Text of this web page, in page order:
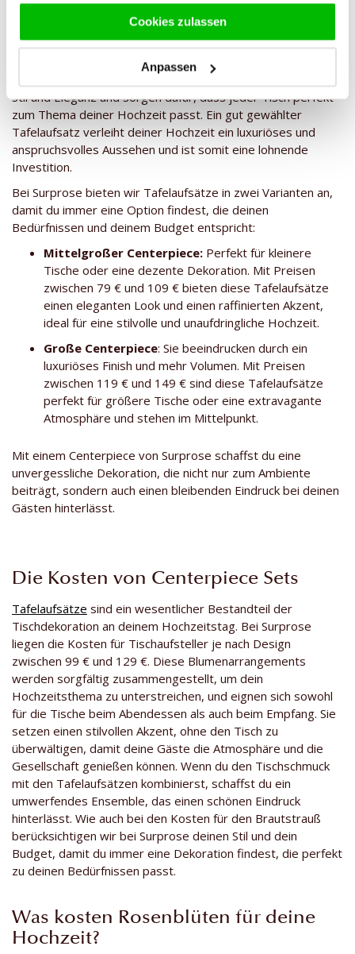
Cookies zulassen
Anpassen
EinCenterpieceist nicht nur ein dekoratives Element,
sondern ein wesentlicher Bestandteil des Looks deiner
Hochzeit. Er bildet das Herzstück des Tisches und zieht
sofort die Aufmerksamkeit deiner Gäste auf sich.
Tafelaufsätze verleihen deiner Veranstaltung Atmosphäre,
Stil und Eleganz und sorgen dafür, dass jeder Tisch perfekt
zum Thema deiner Hochzeit passt. Ein gut gewählter
Tafelaufsatz verleiht deiner Hochzeit ein luxuriöses und
anspruchsvolles Aussehen und ist somit eine lohnende
Investition.
Bei Surprose bieten wir Tafelaufsätze in zwei Varianten an,
damit du immer eine Option findest, die deinen
Bedürfnissen und deinem Budget entspricht:
Mittelgroßer Centerpiece: Perfekt für kleinere
Tische oder eine dezente Dekoration. Mit Preisen
zwischen 79 € und 109 € bieten diese Tafelaufsätze
einen eleganten Look und einen raffinierten Akzent,
ideal für eine stilvolle und unaufdringliche Hochzeit.
Große Centerpiece: Sie beeindrucken durch ein
luxuriöses Finish und mehr Volumen. Mit Preisen
zwischen 119 € und 149 € sind diese Tafelaufsätze
perfekt für größere Tische oder eine extravagante
Atmosphäre und stehen im Mittelpunkt.
Mit einem Centerpiece von Surprose schaffst du eine
unvergessliche Dekoration, die nicht nur zum Ambiente
beiträgt, sondern auch einen bleibenden Eindruck bei deinen
Gästen hinterlässt.
Die Kosten von Centerpiece Sets
Tafelaufsätze sind ein wesentlicher Bestandteil der
Tischdekoration an deinem Hochzeitstag. Bei Surprose
liegen die Kosten für Tischaufsteller je nach Design
zwischen 99 € und 129 €. Diese Blumenarrangements
werden sorgfältig zusammengestellt, um dein
Hochzeitsthema zu unterstreichen, und eignen sich sowohl
für die Tische beim Abendessen als auch beim Empfang. Sie
setzen einen stilvollen Akzent, ohne den Tisch zu
überwältigen, damit deine Gäste die Atmosphäre und die
Gesellschaft genießen können. Wenn du den Tischschmuck
mit den Tafelaufsätzen kombinierst, schaffst du ein
umwerfendes Ensemble, das einen schönen Eindruck
hinterlässt. Wie auch bei den Kosten für den Brautstrauß
berücksichtigen wir bei Surprose deinen Stil und dein
Budget, damit du immer eine Dekoration findest, die perfekt
zu deinen Bedürfnissen passt.
Was kosten Rosenblüten für deine
Hochzeit?